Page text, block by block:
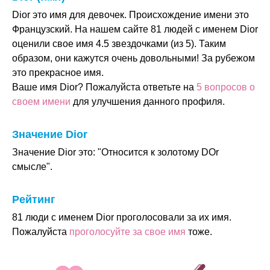
Dior это имя для девочек. Происхождение имени это
Французский. На нашем сайте 81 людей с именем Dior
оценили свое имя 4.5 звездочками (из 5). Таким
образом, они кажутся очень довольными! За рубежом
это прекрасное имя.
Ваше имя Dior? Пожалуйста ответьте на 5 вопросов о
своем имени для улучшения данного профиля.
Значение Dior
Значение Dior это: "Относится к золотому DOr
смысле".
Рейтинг
81 люди с именем Dior проголосовали за их имя.
Пожалуйста проголосуйте за свое имя тоже.